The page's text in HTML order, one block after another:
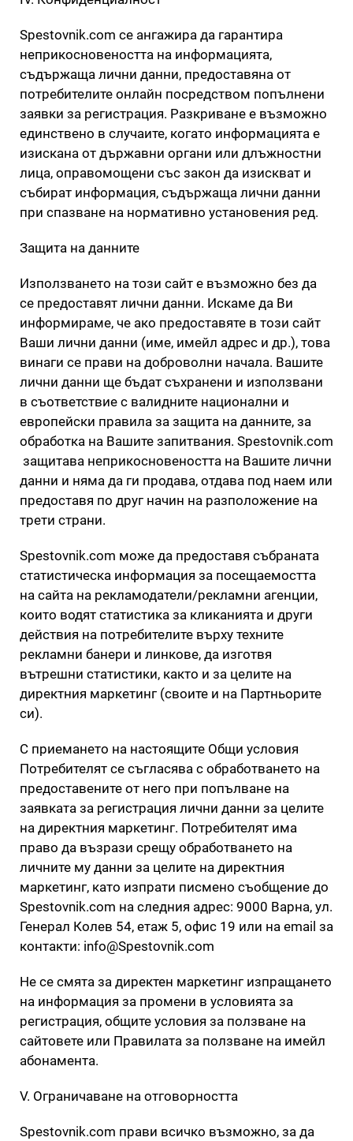
Spestovnik.com се ангажира да гарантира
неприкосновеността на информацията,
съдържаща лични данни, предоставяна от
потребителите онлайн посредством попълнени
заявки за регистрация. Разкриване е възможно
единствено в случаите, когато информацията е
изискана от държавни органи или длъжностни
лица, оправомощени със закон да изискват и
събират информация, съдържаща лични данни
при спазване на нормативно установения ред.
Защита на данните
Използването на този сайт е възможно без да
се предоставят лични данни. Искаме да Ви
информираме, че ако предоставяте в този сайт
Ваши лични данни (име, имейл адрес и др.), това
винаги се прави на доброволни начала. Вашите
лични данни ще бъдат съхранени и използвани
в съответствие с валидните национални и
европейски правила за защита на данните, за
обработка на Вашите запитвания. Spestovnik.com
защитава неприкосновеността на Вашите лични
данни и няма да ги продава, отдава под наем или
предоставя по друг начин на разположение на
трети страни.
Spestovnik.com може да предоставя събраната
статистическа информация за посещаемостта
на сайта на рекламодатели/рекламни агенции,
които водят статистика за кликанията и други
действия на потребителите върху техните
рекламни банери и линкове, да изготвя
вътрешни статистики, както и за целите на
директния маркетинг (своите и на Партньорите
си).
С приемането на настоящите Общи условия
Потребителят се съгласява с обработването на
предоставените от него при попълване на
заявката за регистрация лични данни за целите
на директния маркетинг. Потребителят има
право да възрази срещу обработването на
личните му данни за целите на директния
маркетинг, като изпрати писмено съобщение до
Spestovnik.com на следния адрес: 9000 Варна, ул.
Генерал Колев 54, етаж 5, офис 19 или на email за
контакти: info@Spestovnik.com
Не се смята за директен маркетинг изпращането
на информация за промени в условията за
регистрация, общите условия за ползване на
сайтовете или Правилата за ползване на имейл
абонамента.
V. Ограничаване на отговорността
Spestovnik.com прави всичко възможно, за да